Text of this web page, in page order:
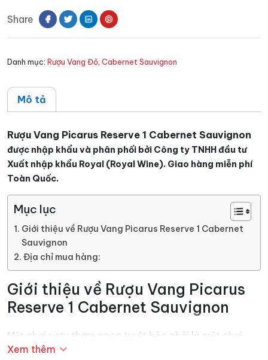
1
số
Share
Danh mục: Rượu Vang Đỏ, Cabernet Sauvignon
Mô tả
Rượu Vang Picarus Reserve 1 Cabernet Sauvignon
được nhập khẩu và phân phối bởi Công ty TNHH đầu tư
Xuất nhập khẩu Royal (Royal Wine). Giao hàng miễn phí
Toàn Quốc.
Mục lục
Giới thiệu về Rượu Vang Picarus Reserve 1 Cabernet
Sauvignon
Địa chỉ mua hàng:
Giới thiệu về Rượu Vang Picarus
Reserve 1 Cabernet Sauvignon
Một chai rượu thơm ngon tuyệt hảo phải là một chai
rượu đáp ứng được yêu cầu của người dùng rượu nói
Xem thêm